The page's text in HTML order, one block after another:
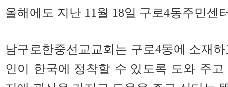
올해에도 지난 11월 18일 구로4동주민센
남구로한중선교교회는 구로4동에 소재
인이 한국에 정착할 수 있도록 도와 주